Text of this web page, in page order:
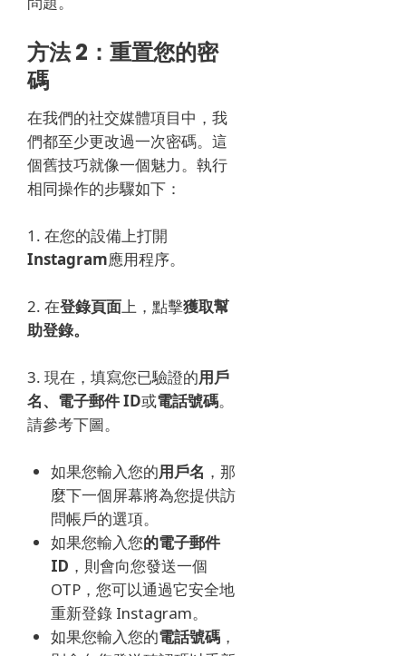
方法 2：重置您的密
碼
在我們的社交媒體項目中，我
們都至少更改過一次密碼。 這
個舊技巧就像一個魅力。 執行
相同操作的步驟如下：
1. 在您的設備上打開
Instagram應用程序。
2. 在登錄頁面上，點擊獲取幫
助登錄。
3. 現在，填寫您已驗證的用戶
名、電子郵件 ID或電話號碼。
請參考下圖。
如果您輸入您的用戶名 ，那
麼下一個屏幕將為您提供訪
問帳戶的選項。
如果您輸入您的電子郵件
ID ，則會向您發送一個
OTP，您可以通過它安全地
重新登錄 Instagram。
如果您輸入您的電話號碼 ，